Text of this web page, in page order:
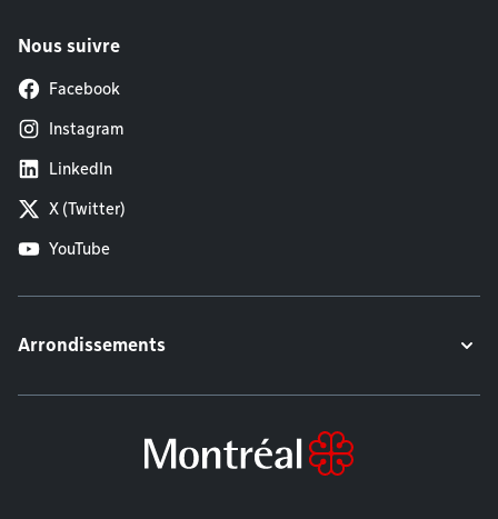
Nous suivre
Facebook
Instagram
LinkedIn
X (Twitter)
YouTube
Arrondissements